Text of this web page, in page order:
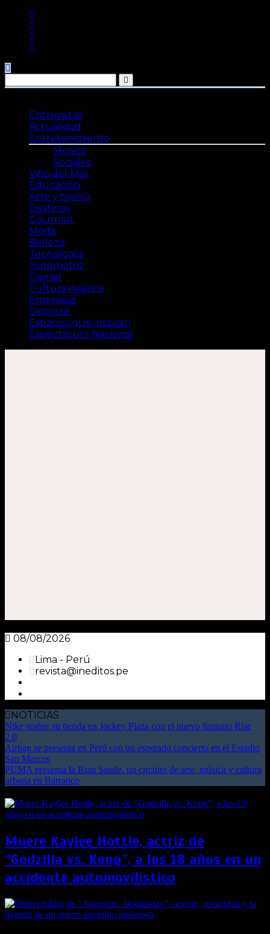
contenido
Entrevistas
Actualidad
Entretenimiento
Música
Sociales
Viña del Mar
Educación
Arte y teatro
Destinos
Gourmet
Moda
Belleza
Tecnología
Automotriz
Gamer
Cultura Asiática
Empresas
Deporte
Espacios que inspiran
Espectáculo Nacional
08/08/2026
Lima - Perú
revista@ineditos.pe
NOTICIAS
Nike reabre su tienda en Jockey Plaza con el nuevo formato Rise
2.0
Airbag se presenta en Perú con un esperado concierto en el Estadio
San Marcos
PUMA presenta la Ruta Suede, un circuito de arte, música y cultura
urbana en Barranco
Muere Kaylee Hottle, actriz de
“Godzilla vs. Kong”, a los 18 años en un
accidente automovilístico